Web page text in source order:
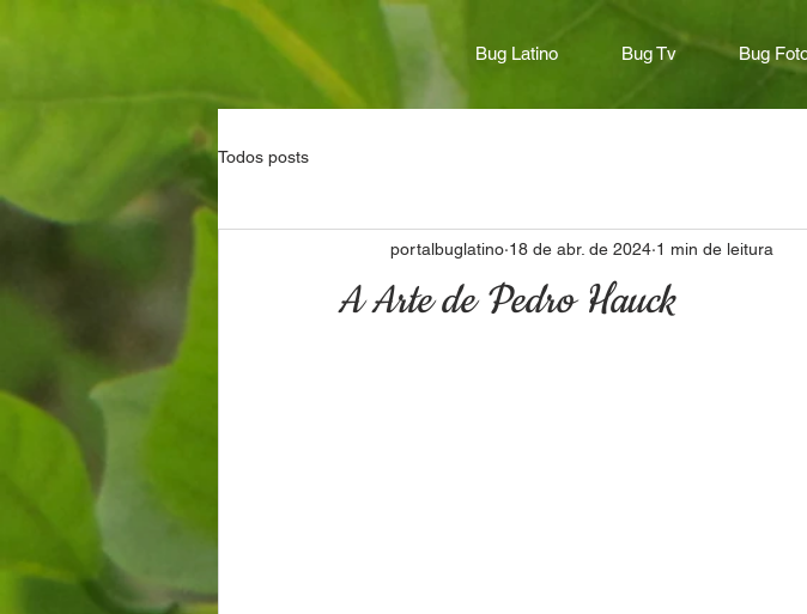
Bug Latino Bug Tv Bug
Todos posts
A Arte de Pedro Hauck
portalbuglatino 18 de abr. de 2024 1 min de leitura